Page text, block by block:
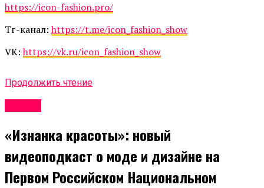
https://icon-fashion.pro/
Тг-канал:https://t.me/icon_fashion_show
VK:https://vk.ru/icon_fashion_show
Продолжить чтение
«Изнанка красоты»: новый
видеоподкаст о моде и дизайне на
Первом Российском Национальном